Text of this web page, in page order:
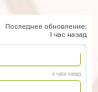
Последнее обновление:
1 час назад
через
4 часа назад